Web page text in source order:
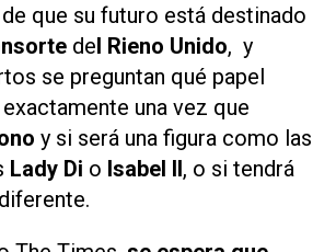
que su futuro está destinado
deI Rieno Unido, y
se preguntan qué papel
una vez que
y si será una figura como las
Lady Di o Isabel II, o si tendrá